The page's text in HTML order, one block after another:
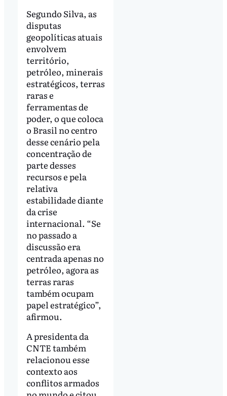
Segundo Silva, as
disputas
geopolíticas atuais
envolvem
território,
petróleo, minerais
estratégicos, terras
raras e
ferramentas de
poder, o que coloca
o Brasil no centro
desse cenário pela
concentração de
parte desses
recursos e pela
relativa
estabilidade diante
da crise
internacional. “Se
no passado a
discussão era
centrada apenas no
petróleo, agora as
terras raras
também ocupam
papel estratégico”,
afirmou.
A presidenta da
CNTE também
relacionou esse
contexto aos
conflitos armados